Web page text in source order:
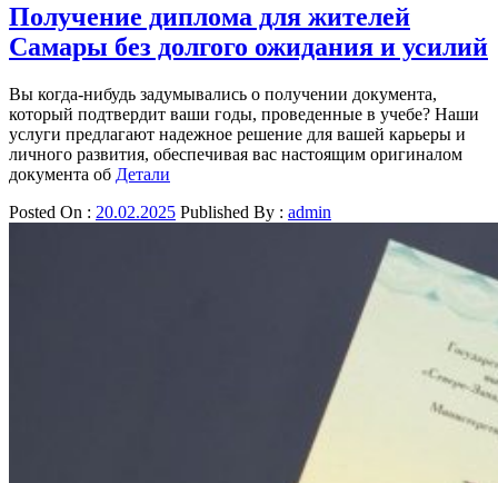
Получение диплома для жителей
Самары без долгого ожидания и усилий
Вы когда-нибудь задумывались о получении документа,
который подтвердит ваши годы, проведенные в учебе? Наши
услуги предлагают надежное решение для вашей карьеры и
личного развития, обеспечивая вас настоящим оригиналом
документа об Детали
Posted On : 20.02.2025 Published By : admin